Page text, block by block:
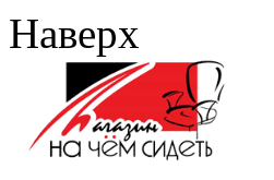
Наверх